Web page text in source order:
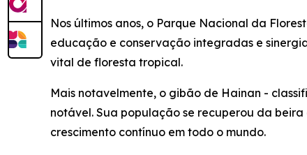
Nos últimos anos, o Parque Nacional da
educação e conservação integradas e
vital de floresta tropical.
Mais notavelmente, o gibão de Hainan -
notável. Sua população se recuperou da
crescimento contínuo em todo o mundo.